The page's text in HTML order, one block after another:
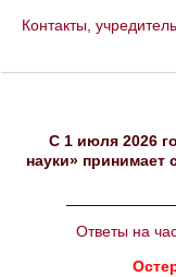
Контакты,
C 1 июля 2026
науки»
Ответы на